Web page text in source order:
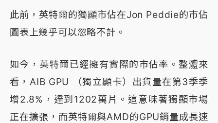
此前，英特爾的獨顯市佔在Jon Peddie的市佔
圖表上幾乎可以忽略不計。
如今，英特爾已經擁有實際的市佔率。整體來
看，AIB GPU （獨立顯卡）出貨量在第3季季
增2.8%，達到1202萬片。這意味著獨顯市場
正在擴張，而英特爾與AMD的GPU銷量成長速